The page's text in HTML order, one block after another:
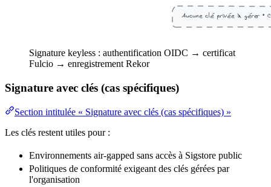
Signature keyless : authentification OIDC → certificat
Fulcio → enregistrement Rekor
Signature avec clés (cas spécifiques)
Section intitulée « Signature avec clés (cas spécifiques) »
Les clés restent utiles pour :
Environnements air-gapped sans accès à Sigstore public
Politiques de conformité exigeant des clés gérées par
l'organisation